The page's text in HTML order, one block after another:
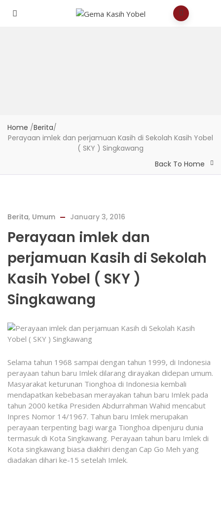
Home /Berita/
Perayaan imlek dan perjamuan Kasih di Sekolah Kasih Yobel
( SKY ) Singkawang
Back To Home
Berita, Umum January 3, 2016
Perayaan imlek dan
perjamuan Kasih di Sekolah
Kasih Yobel ( SKY )
Singkawang
Selama tahun 1968 sampai dengan tahun 1999, di Indonesia
perayaan tahun baru Imlek dilarang dirayakan didepan umum.
Masyarakat keturunan Tionghoa di Indonesia kembali
mendapatkan kebebasan merayakan tahun baru Imlek pada
tahun 2000 ketika Presiden Abdurrahman Wahid mencabut
Inpres Nomor 14/1967. Tahun baru Imlek merupakan
perayaan terpenting bagi warga Tionghoa dipenjuru dunia
termasuk di Kota Singkawang. Perayaan tahun baru Imlek di
Kota singkawang biasa diakhiri dengan Cap Go Meh yang
diadakan dihari ke-15 setelah Imlek.